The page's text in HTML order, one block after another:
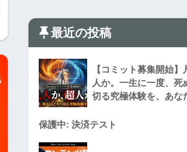
最近の投稿
【コミット募集開始】
人か。一生に一度、死
切る究極体験を、あな
保護中: 決済テスト